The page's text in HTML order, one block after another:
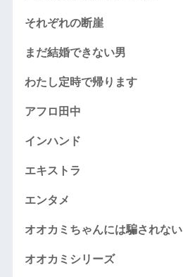
それぞれの断崖
まだ結婚できない男
わたし定時で帰ります
アフロ田中
インハンド
エキストラ
エンタメ
オオカミちゃんには騙されない
オオカミシリーズ